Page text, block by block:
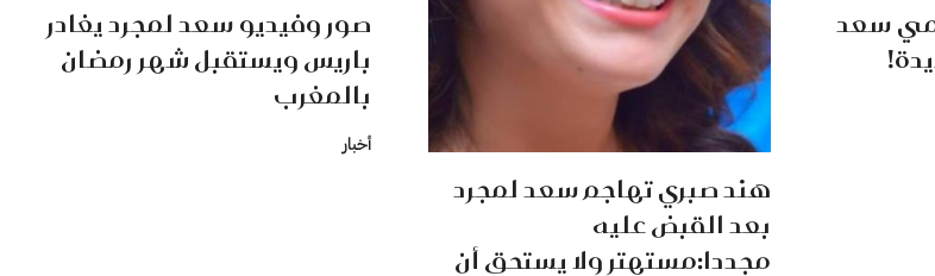
سعد
هند صبري تهاجم سعد لمجرد
بعد القبض عليه
مجددا:مستهتر ولا يستحق أن
صور وفيديو سعد لمجرد يغادر
باريس ويستقبل شهر رمضان
بالمغرب
أخبار